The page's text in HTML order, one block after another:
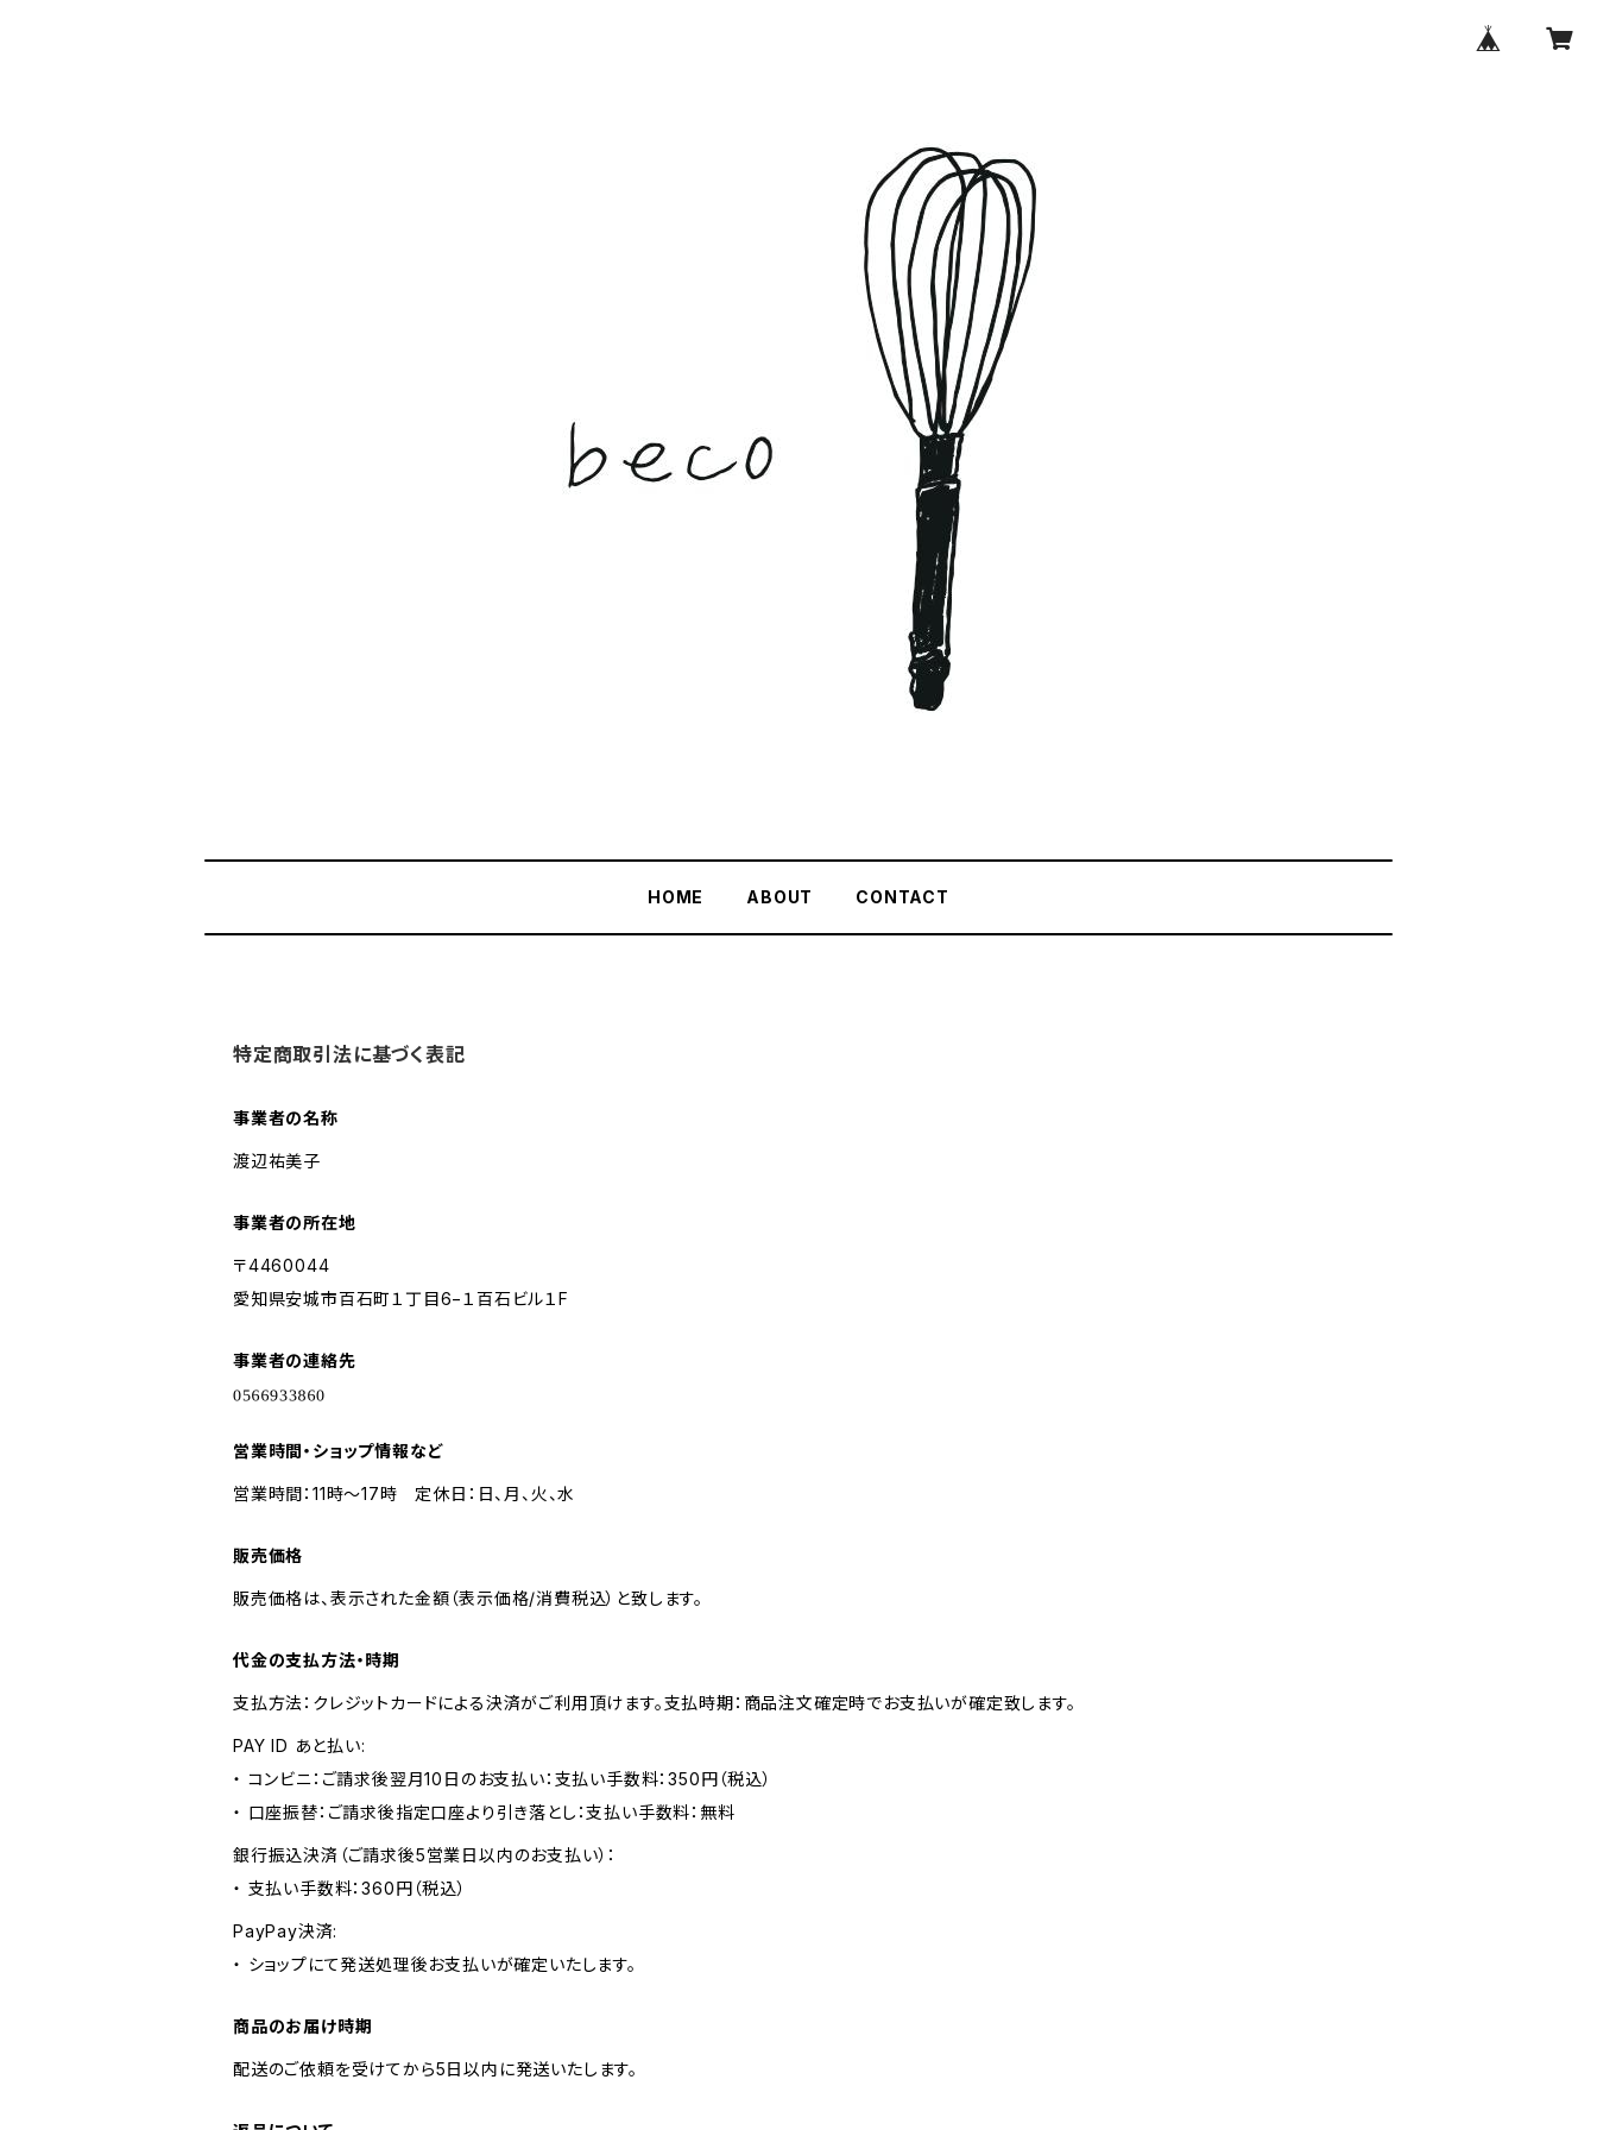
HOME ABOUT CONTACT
特定商取引法に基づく表記
事業者の名称
渡辺祐美子
事業者の所在地
〒4460044
愛知県安城市百石町１丁目6−１百石ビル１F
事業者の連絡先
営業時間・ショップ情報など
営業時間：11時〜17時 定休日：日、月、火、水
販売価格
販売価格は、表示された金額（表示価格/消費税込）と致します。
代金の支払方法・時期
支払方法：クレジットカードによる決済がご利用頂けます。支払時期：商品注文確定時でお支払いが確定致します。
PAY ID あと払い:
・ コンビニ：ご請求後翌月10日のお支払い：支払い手数料：350円（税込）
・ 口座振替：ご請求後指定口座より引き落とし：支払い手数料：無料
銀行振込決済（ご請求後5営業日以内のお支払い）：
・ 支払い手数料：360円（税込）
PayPay決済:
・ ショップにて発送処理後お支払いが確定いたします。
商品のお届け時期
配送のご依頼を受けてから5日以内に発送いたします。